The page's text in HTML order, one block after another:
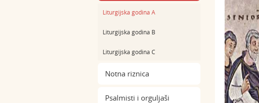
Liturgijska godina A
Liturgijska godina B
Liturgijska godina C
Notna riznica
Psalmisti i orguljaši